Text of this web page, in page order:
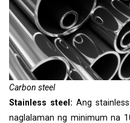
Carbon steel
Stainless steel: Ang
naglalaman ng minimum na